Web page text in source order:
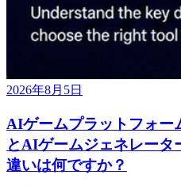
2026年8月5日
AIゲームプラットフォー
とAIゲームジェネレータ
違いは何ですか？